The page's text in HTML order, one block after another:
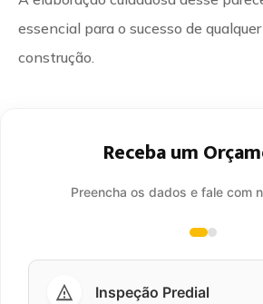
essencial para o sucesso de
construção.
Receba um
Preencha os dados e fale com
Inspeção Predial